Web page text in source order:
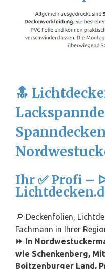
🔝
Ihr ✅ Profi –
🔎 Deckenfolien,
Fachmann in Ihrer
⏩ In
wie Schenkenberg,
Boitzenburger Land,